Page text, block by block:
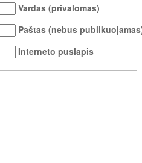
Vardas (privalomas)
Paštas (nebus
Interneto puslapis